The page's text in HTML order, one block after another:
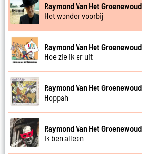
Raymond Van Het Groenewoud
Het wonder voorbij
Raymond Van Het Groenewoud
Hoe zie ik er uit
Raymond Van Het Groenewoud
Hoppah
Raymond Van Het Groenewoud
Ik ben alleen